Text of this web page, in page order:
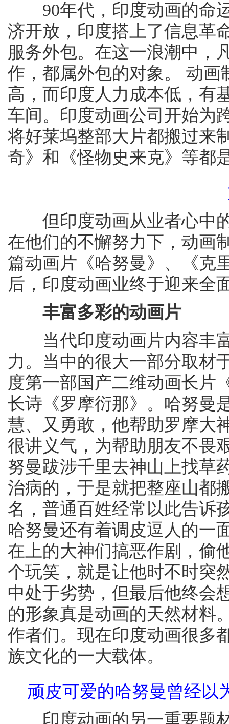
90年代，印度动画的命运
济开放，印度搭上了信息革
服务外包。在这一浪潮中，
作，都属外包的对象。 动
高，而印度人力成本低，有
车间。印度动画公司开始为
将好莱坞整部大片都搬过来
奇》和《怪物史来克》等都
但印度动画从业者心中的
在他们的不懈努力下，动画
篇动画片《哈努曼》、《克
后，印度动画业终于迎来全
丰富多彩的动画片
当代印度动画片内容丰富
力。当中的很大一部分取材
度第一部国产二维动画长片
长诗《罗摩衍那》。哈努曼
慧、又勇敢，他帮助罗摩大
很讲义气，为帮助朋友不畏
努曼跋涉千里去神山上找草
治病的，于是就把整座山都
名，普通百姓经常以此告诉
哈努曼还有着调皮逗人的一
在上的大神们搞恶作剧，偷
个玩笑，就是让他时不时突
中处于劣势，但最后他终会
的形象真是动画的天然材料
作者们。现在印度动画很多
族文化的一大载体。
顽皮可爱的哈努曼曾经以
印度动画的另一重要题材